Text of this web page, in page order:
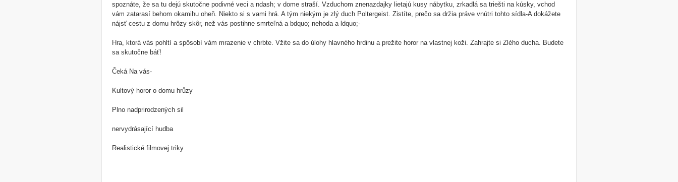
spoznáte, že sa tu dejú skutočne podivné veci a ndash; v dome straší. Vzduchom znenazdajky lietajú kusy nábytku, zrkadlá sa triešti na kúsky, vchod
vám zatarasí behom okamihu oheň. Niekto si s vami hrá. A tým niekým je zlý duch Poltergeist. Zistíte, prečo sa držia práve vnútri tohto sídla-A dokážete
nájsť cestu z domu hrôzy skôr, než vás postihne smrteľná a bdquo; nehoda a ldquo;-
Hra, ktorá vás pohltí a spôsobí vám mrazenie v chrbte. Vžite sa do úlohy hlavného hrdinu a prežite horor na vlastnej koži. Zahrajte si Zlého ducha. Budete
sa skutočne báť!
Čeká Na vás-
Kultový horor o domu hrůzy
Plno nadprirodzených sil
nervydrásající hudba
Realistické filmovej triky